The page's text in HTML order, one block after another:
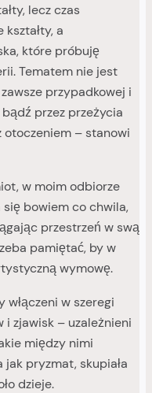
lecz czas
a
które próbuję
Tematem nie jest
przypadkowej i
przez przeżycia
otoczeniem – stanowi
w moim odbiorze
się bowiem co chwila,
przestrzeń w swą
pamiętać, by w
wymowę.
w szeregi
i zjawisk – uzależnieni
między nimi
jak pryzmat, skupiała
dzieje.